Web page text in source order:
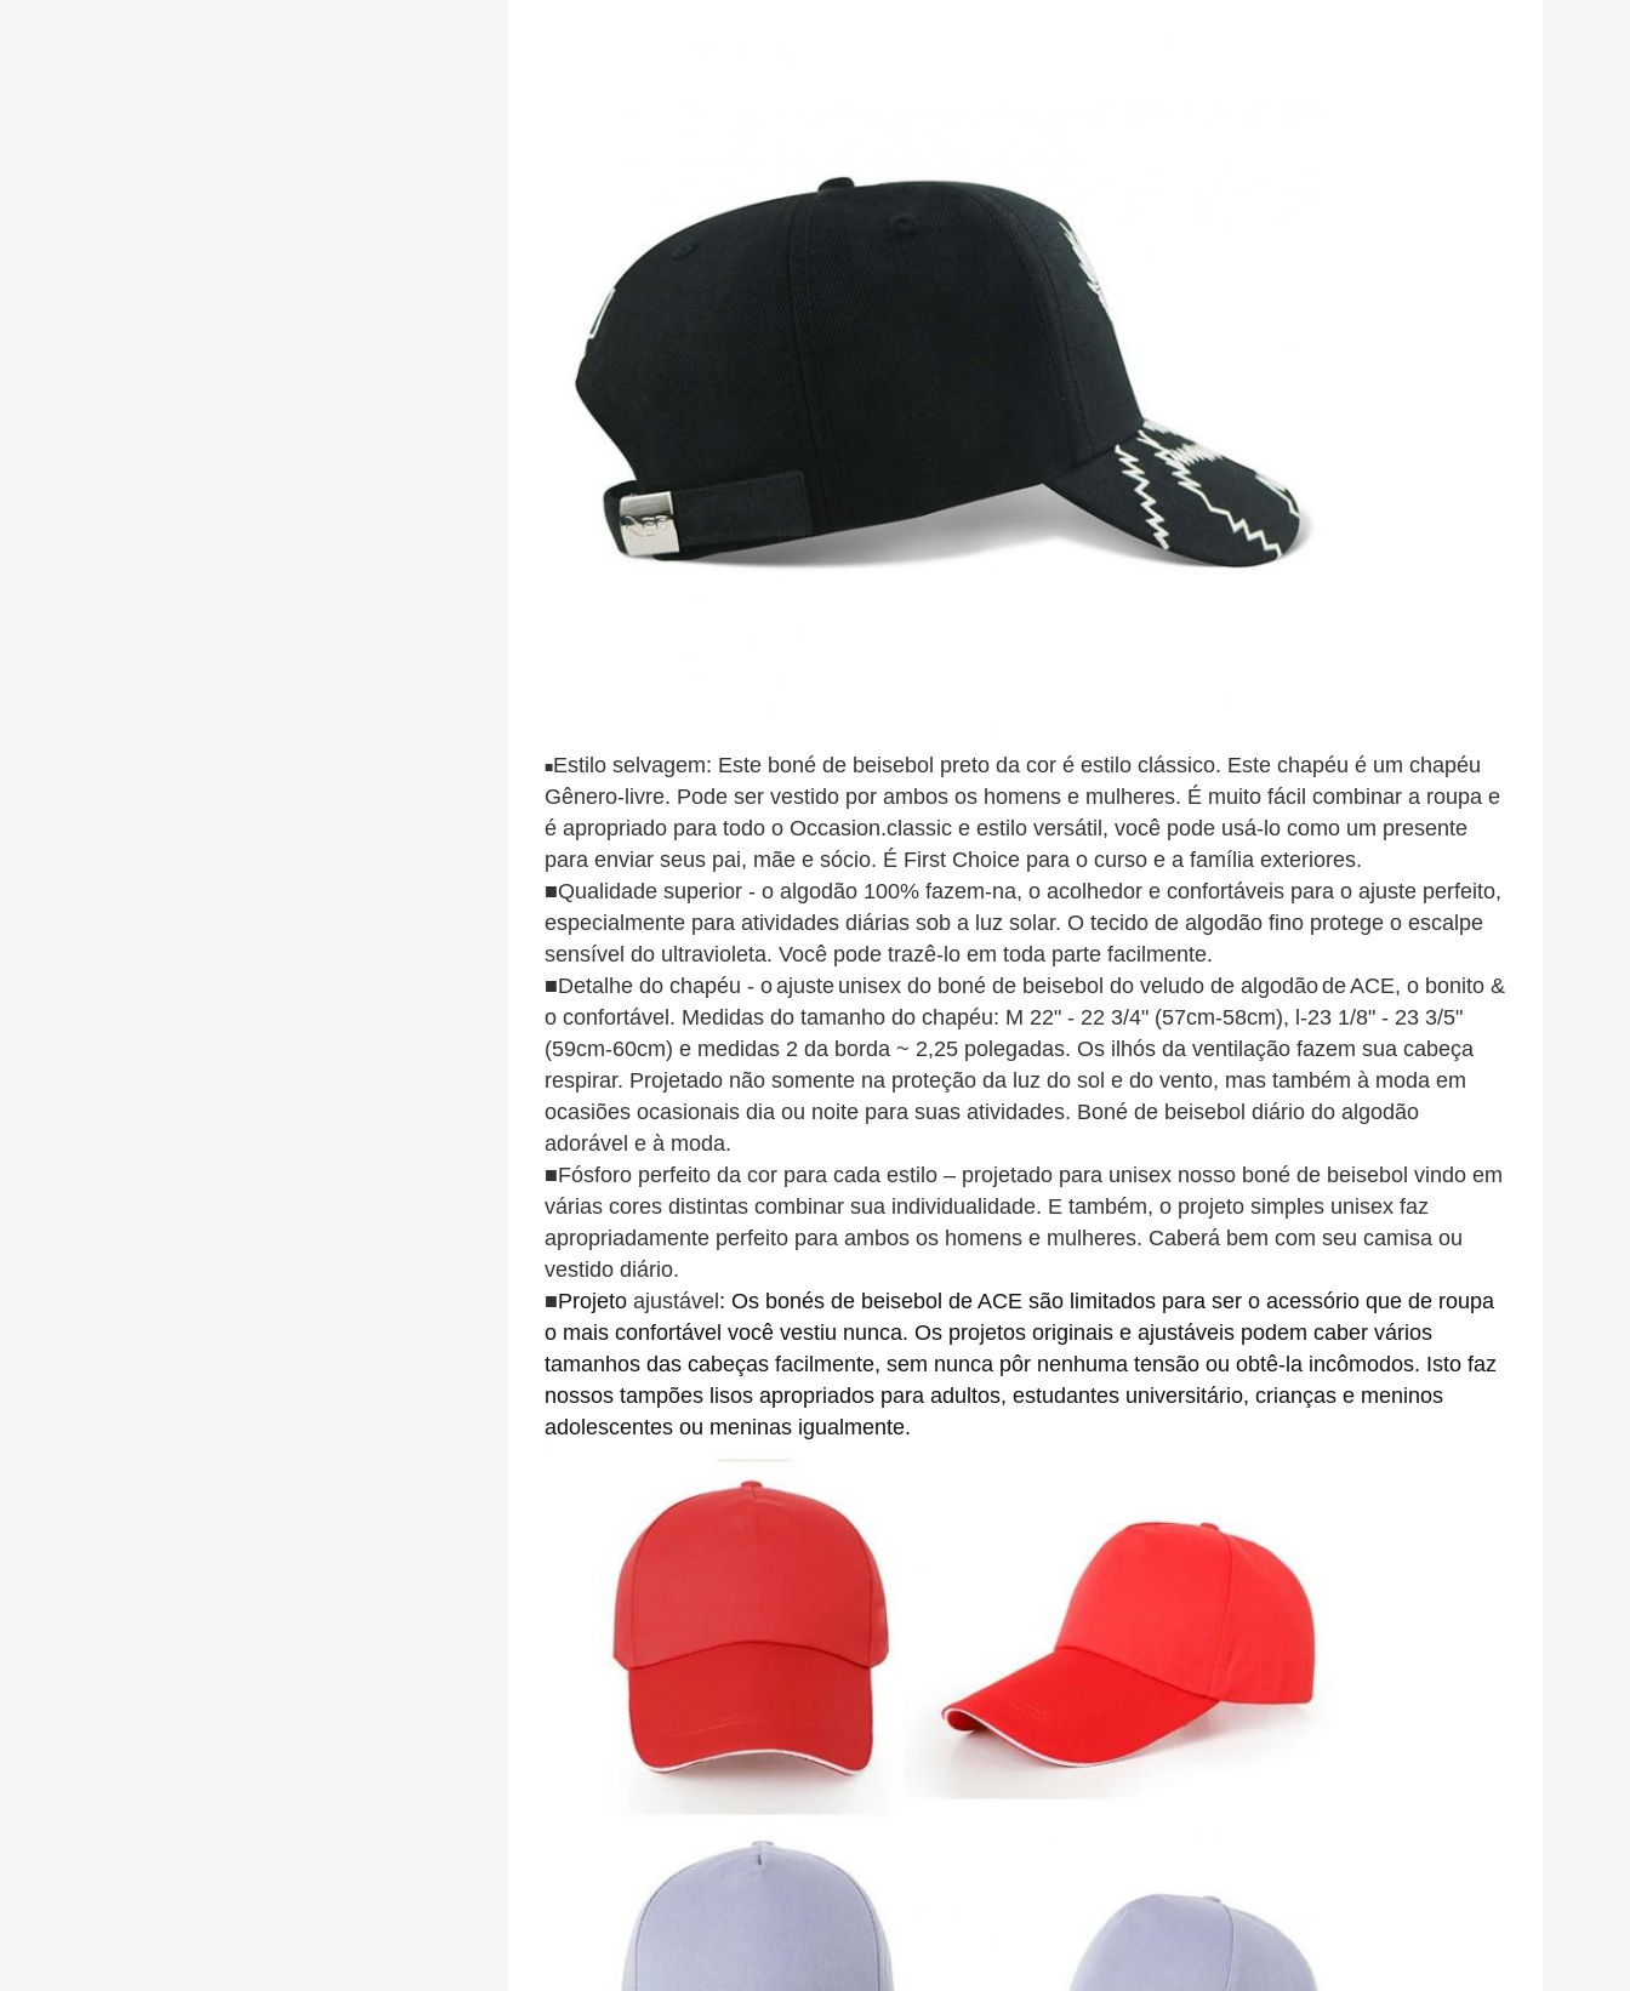
■Estilo selvagem: Este boné de beisebol preto da cor é estilo clássico. Este chapéu é um chapéu
Gênero-livre. Pode ser vestido por ambos os homens e mulheres. É muito fácil combinar a roupa e
é apropriado para todo o Occasion.classic e estilo versátil, você pode usá-lo como um presente
para enviar seus pai, mãe e sócio. É First Choice para o curso e a família exteriores.
■Qualidade superior - o algodão 100% fazem-na, o acolhedor e confortáveis para o ajuste perfeito,
especialmente para atividades diárias sob a luz solar. O tecido de algodão fino protege o escalpe
sensível do ultravioleta. Você pode trazê-lo em toda parte facilmente.
■Detalhe do chapéu - oajuste unisex do boné de beisebol do veludo de algodãodeACE, o bonito &
o confortável. Medidas do tamanho do chapéu: M 22" - 22 3/4" (57cm-58cm), l-23 1/8" - 23 3/5"
(59cm-60cm) e medidas 2 da borda ~ 2,25 polegadas. Os ilhós da ventilação fazem sua cabeça
respirar. Projetado não somente na proteção da luz do sol e do vento, mas também à moda em
ocasiões ocasionais dia ou noite para suas atividades. Boné de beisebol diário do algodão
adorável e à moda.
■Fósforo perfeito da cor para cada estilo – projetado para unisex nosso boné de beisebol vindo em
várias cores distintas combinar sua individualidade. E também, o projeto simples unisex faz
apropriadamente perfeito para ambos os homens e mulheres. Caberá bem com seu camisa ou
vestido diário.
■Projeto ajustável : Os bonés de beisebol de ACE são limitados para ser o acessório que de roupa
o mais confortável você vestiu nunca. Os projetos originais e ajustáveis podem caber vários
tamanhos das cabeças facilmente, sem nunca pôr nenhuma tensão ou obtê-la incômodos. Isto faz
nossos tampões lisos apropriados para adultos, estudantes universitário, crianças e meninos
adolescentes ou meninas igualmente.